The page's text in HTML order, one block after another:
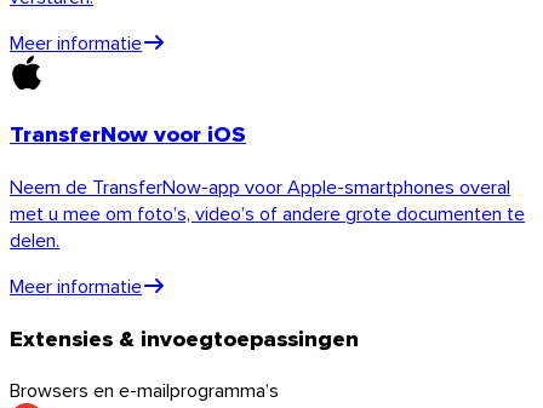
iOS
Meer informatie
TransferNow voor iOS
Neem de TransferNow-app voor Apple-smartphones overal
met u mee om foto’s, video’s of andere grote documenten te
delen.
Meer informatie
Extensies & invoegtoepassingen
Browsers en e-mailprogramma’s